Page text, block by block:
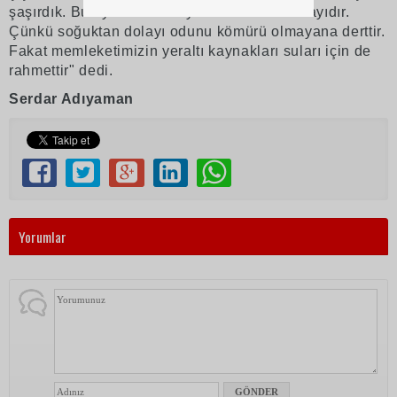
şaşırdık. Bu ay hem dert ayı hem de rahmet ayıdır.
Çünkü soğuktan dolayı odunu kömürü olmayana derttir.
Fakat memleketimizin yeraltı kaynakları suları için de
rahmettir" dedi.
Serdar Adıyaman
Yorumlar